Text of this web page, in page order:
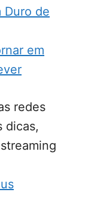
Duro de
em
redes
dicas,